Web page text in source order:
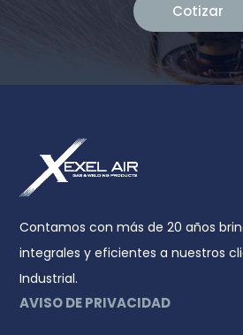
Cotizar
Contamos con más de 20 años
integrales y eficientes a nuestros
Industrial.
AVISO DE PRIVACIDAD